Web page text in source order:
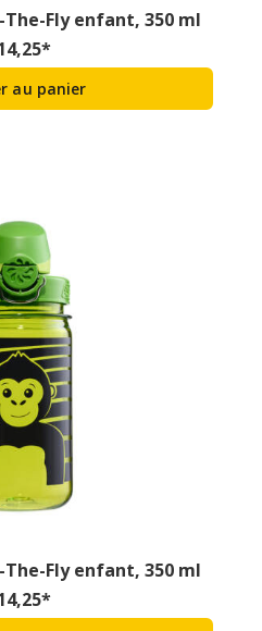
Fly enfant, 350 ml
*
au panier
Fly enfant, 350 ml
*